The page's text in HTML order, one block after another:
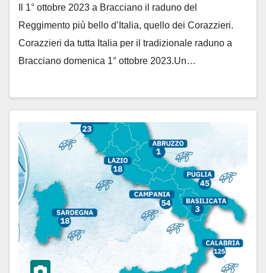
Il 1° ottobre 2023 a Bracciano il raduno del
Reggimento più bello d’Italia, quello dei Corazzieri.
Corazzieri da tutta Italia per il tradizionale raduno a
Bracciano domenica 1° ottobre 2023.Un…